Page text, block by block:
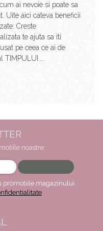
ai nevoie si poate sa
Uite aici cateva beneficii
Creste
te ajuta sa iti
pe ceea ce ai de
TIMPULUI....
noastre
promotiile magazinului.